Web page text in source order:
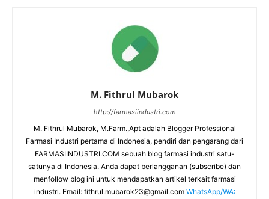
M. Fithrul Mubarok
http://farmasiindustri.com
M. Fithrul Mubarok, M.Farm.,Apt adalah Blogger Professional
Farmasi Industri pertama di Indonesia, pendiri dan pengarang dari
FARMASIINDUSTRI.COM sebuah blog farmasi industri satu-
satunya di Indonesia. Anda dapat berlangganan (subscribe) dan
menfollow blog ini untuk mendapatkan artikel terkait farmasi
industri. Email: fithrul.mubarok23@gmail.com WhatsApp/WA: